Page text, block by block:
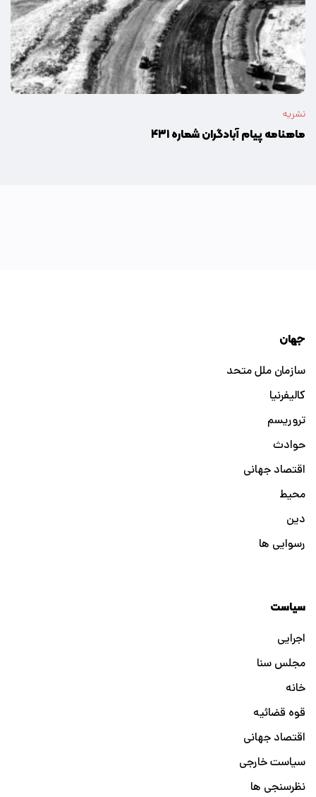
نشریه
ماهنامه پیام آبادگران شماره ۴۳۱
جهان
سازمان ملل متحد
کالیفرنیا
تروریسم
حوادث
اقتصاد جهانی
محیط
دین
رسوایی ها
سیاست
اجرایی
مجلس سنا
خانه
قوه قضائیه
اقتصاد جهانی
سیاست خارجی
نظرسنجی ها